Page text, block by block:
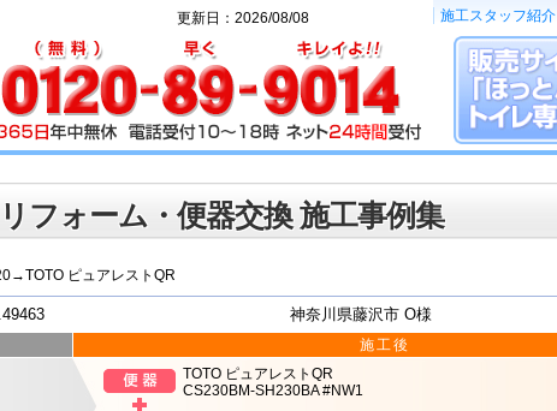
フォーム・便器交換 施工事例集
ピュアレストQR
神奈川県藤沢市 O様
施工後
TOTO ピュアレストQR
CS230BM-SH230BA #NW1
更新日：2026/08/08 施工スタッフ紹介